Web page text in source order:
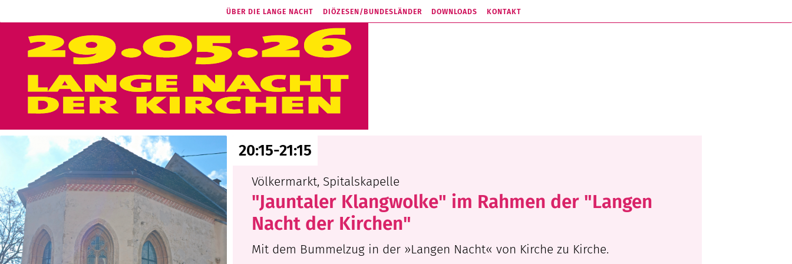
ÜBER DIE LANGE NACHT DIÖZESEN/ BUNDESLÄNDER DOWNLOADS KONTAKT
20:15-21:15
Völkermarkt, Spitalskapelle
"Jauntaler Klangwolke" im Rahmen der "Langen
Nacht der Kirchen"
Mit dem Bummelzug in der »Langen Nacht« von Kirche zu Kirche.